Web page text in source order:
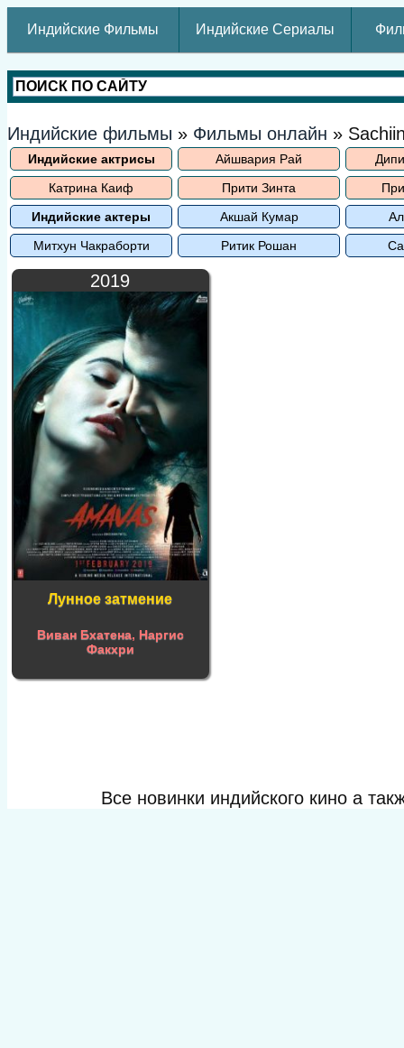
Индийские Фильмы Индийские Сериалы
Индийские фильмы » Фильмы онлайн »
Индийские актрисы Айшвария Рай
Катрина Каиф
Прити Зинта
Индийские актеры
Акшай Кумар
Митхун Чакраборти
Ритик Рошан
2019
Лунное затмение
Виван Бхатена, Наргис
Факхри
Все новинки индийского кино а